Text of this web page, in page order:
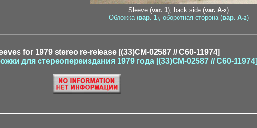
Sleeve (var. 1), back side (var. A-2)
Обложка (вар. 1), оборотная сторона (вар. A-2)
for 1979 stereo re-release [(33)CM-02587 // C60-11974]
для стереопереиздания 1979 года [(33)CM-02587 // C60-11974]